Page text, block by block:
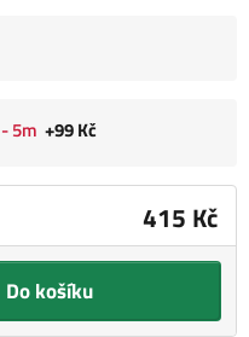
415 Kč
Do košíku
5m +99 Kč